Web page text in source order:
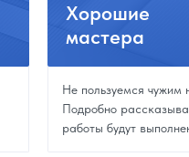
Хорошие
мастера
Не пользуемся чужим
Подробно
работы будут